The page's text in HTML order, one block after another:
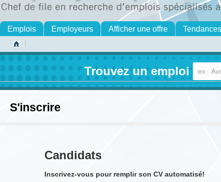
Emplois Employeurs Afficher une offre Tendances
Trouvez un emploi
S'inscrire
Candidats
Inscrivez-vous pour remplir son CV automatisé!